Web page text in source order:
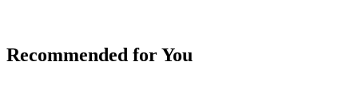
Recommended for You